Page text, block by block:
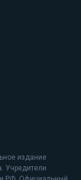
издание
Учредители